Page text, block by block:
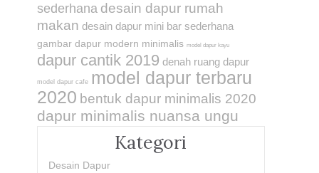
sederhana desain dapur rumah
makan desain dapur mini bar sederhana
gambar dapur modern minimalis model dapur kayu
dapur cantik 2019 denah ruang dapur
model dapur cafe model dapur terbaru
2020 bentuk dapur minimalis 2020
dapur minimalis nuansa ungu
Kategori
Desain Dapur